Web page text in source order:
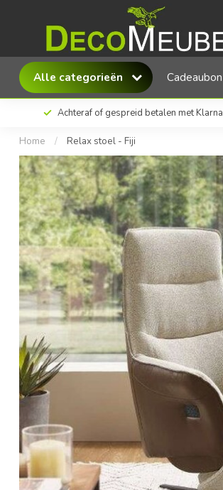
Alle categorieën Cadeaubon
Achteraf of gespreid betalen met Klarna
Home / Relax stoel - Fiji
Modulax Relax stoel - Fiji